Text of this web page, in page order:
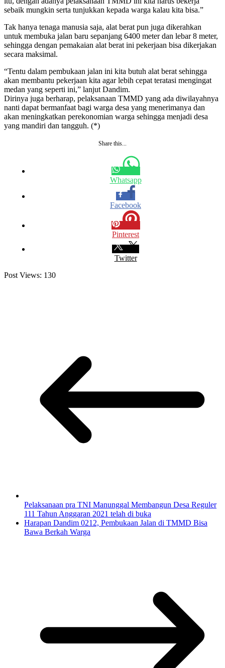
sebaik mungkin serta tunjukkan kepada warga kalau kita bisa.”
Tak hanya tenaga manusia saja, alat berat pun juga dikerahkan
untuk membuka jalan baru sepanjang 6400 meter dan lebar 8 meter,
sehingga dengan pemakaian alat berat ini pekerjaan bisa dikerjakan
secara maksimal.
“Tentu dalam pembukaan jalan ini kita butuh alat berat sehingga
akan membantu pekerjaan kita agar lebih cepat teratasi mengingat
medan yang seperti ini,” lanjut Dandim.
Dirinya juga berharap, pelaksanaan TMMD yang ada diwilayahnya
nanti dapat bermanfaat bagi warga desa yang menerimanya dan
akan meningkatkan perekonomian warga sehingga menjadi desa
yang mandiri dan tangguh. (*)
Share this...
Whatsapp
Facebook
Pinterest
Twitter
Post Views: 130
Pelaksanaan pra TNI Manunggal Membangun Desa Reguler
111 Tahun Anggaran 2021 telah di buka
Harapan Dandim 0212, Pembukaan Jalan di TMMD Bisa
Bawa Berkah Warga